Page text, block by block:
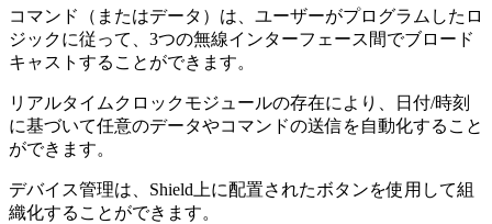
コマンド（またはデータ）は、ユーザーがプログラムしたロ
ジックに従って、3つの無線インターフェース間でブロード
キャストすることができます。
リアルタイムクロックモジュールの存在により、日付/時刻
に基づいて任意のデータやコマンドの送信を自動化すること
ができます。
デバイス管理は、Shield上に配置されたボタンを使用して組
織化することができます。